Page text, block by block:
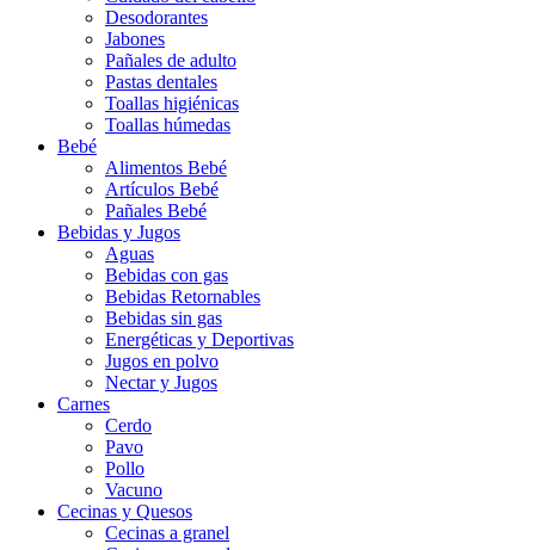
Desodorantes
Jabones
Pañales de adulto
Pastas dentales
Toallas higiénicas
Toallas húmedas
Bebé
Alimentos Bebé
Artículos Bebé
Pañales Bebé
Bebidas y Jugos
Aguas
Bebidas con gas
Bebidas Retornables
Bebidas sin gas
Energéticas y Deportivas
Jugos en polvo
Nectar y Jugos
Carnes
Cerdo
Pavo
Pollo
Vacuno
Cecinas y Quesos
Cecinas a granel